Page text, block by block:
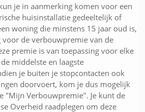
je in aanmerking komen voor een
huisinstallatie gedeeltelijk of
woning die minstens 15 jaar oud is,
de verbouwpremie van de
premie is van toepassing voor elke
middelste en laagste
je buiten je stopcontacten ook
doorvoert, kom je dus mogelijk
"Mijn Verbouwpremie". Je kunt de
Overheid raadplegen om deze